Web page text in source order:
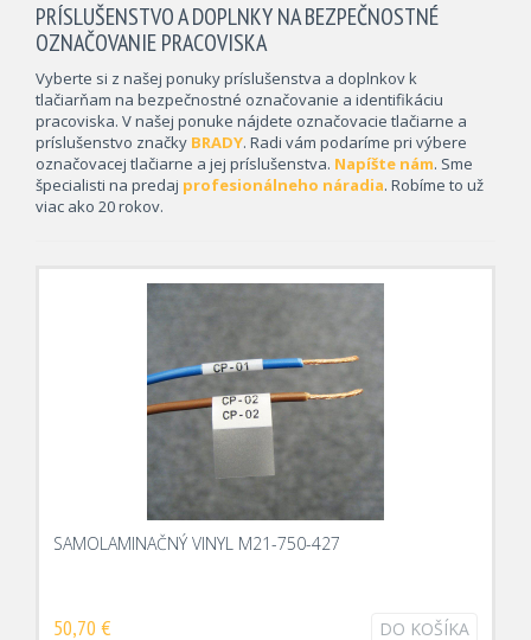
PRÍSLUŠENSTVO A DOPLNKY NA BEZPEČNOSTNÉ
OZNAČOVANIE PRACOVISKA
Vyberte si z našej ponuky príslušenstva a doplnkov k
tlačiarňam na bezpečnostné označovanie a identifikáciu
pracoviska. V našej ponuke nájdete označovacie tlačiarne a
príslušenstvo značky BRADY. Radi vám podaríme pri výbere
označovacej tlačiarne a jej príslušenstva. Napíšte nám. Sme
špecialisti na predaj profesionálneho náradia. Robíme to už
viac ako 20 rokov.
SAMOLAMINAČNÝ VINYL M21-750-427
50,70 € DO KOŠÍKA